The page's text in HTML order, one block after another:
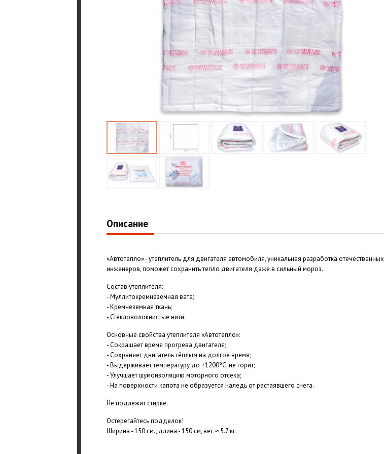
Описание
«Автотепло» - утеплитель для двигателя автомобиля, уникальная разработка отечественных
инженеров, поможет сохранить тепло двигателя даже в сильный мороз.
Состав утеплителя:
- Муллитокремнеземная вата;
- Кремнеземная ткань;
- Стекловолокнистые нити.
Основные свойства утеплителя «Автотепло»:
- Сокращает время прогрева двигателя;
- Сохраняет двигатель тёплым на долгое время;
- Выдерживает температуру до +1200ºС, не горит;
- Улучшает шумоизоляцию моторного отсека;
- На поверхности капота не образуется наледь от растаявшего снега.
Не подлежит стирке.
Остерегайтесь подделок!
Ширина - 150 см., длина - 150 см, вес ≈ 5.7 кг.